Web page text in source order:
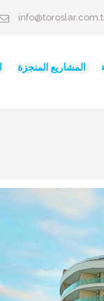
المشاريع المنجزة